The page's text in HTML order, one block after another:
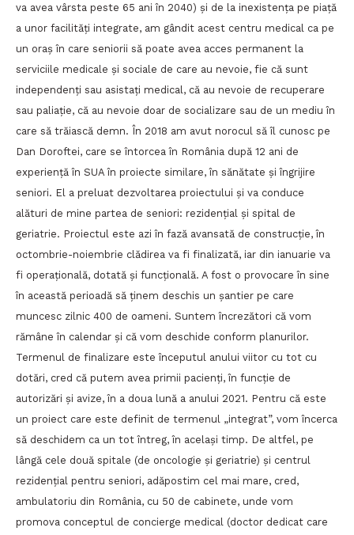
va avea vârsta peste 65 ani în 2040) și de la inexistența pe piață
a unor facilități integrate, am gândit acest centru medical ca pe
un oraș în care seniorii să poate avea acces permanent la
serviciile medicale și sociale de care au nevoie, fie că sunt
independenți sau asistați medical, că au nevoie de recuperare
sau paliație, că au nevoie doar de socializare sau de un mediu în
care să trăiască demn. În 2018 am avut norocul să îl cunosc pe
Dan Doroftei, care se întorcea în România după 12 ani de
experiență în SUA în proiecte similare, în sănătate și îngrijire
seniori. El a preluat dezvoltarea proiectului și va conduce
alături de mine partea de seniori: rezidențial și spital de
geriatrie. Proiectul este azi în fază avansată de construcție, în
octombrie-noiembrie clădirea va fi finalizată, iar din ianuarie va
fi operațională, dotată și funcțională. A fost o provocare în sine
în această perioadă să ținem deschis un șantier pe care
muncesc zilnic 400 de oameni. Suntem încrezători că vom
rămâne în calendar și că vom deschide conform planurilor.
Termenul de finalizare este începutul anului viitor cu tot cu
dotări, cred că putem avea primii pacienți, în funcție de
autorizări și avize, în a doua lună a anului 2021. Pentru că este
un proiect care este definit de termenul „integrat”, vom încerca
să deschidem ca un tot întreg, în același timp. De altfel, pe
lângă cele două spitale (de oncologie și geriatrie) și centrul
rezidențial pentru seniori, adăpostim cel mai mare, cred,
ambulatoriu din România, cu 50 de cabinete, unde vom
promova conceptul de concierge medical (doctor dedicat care